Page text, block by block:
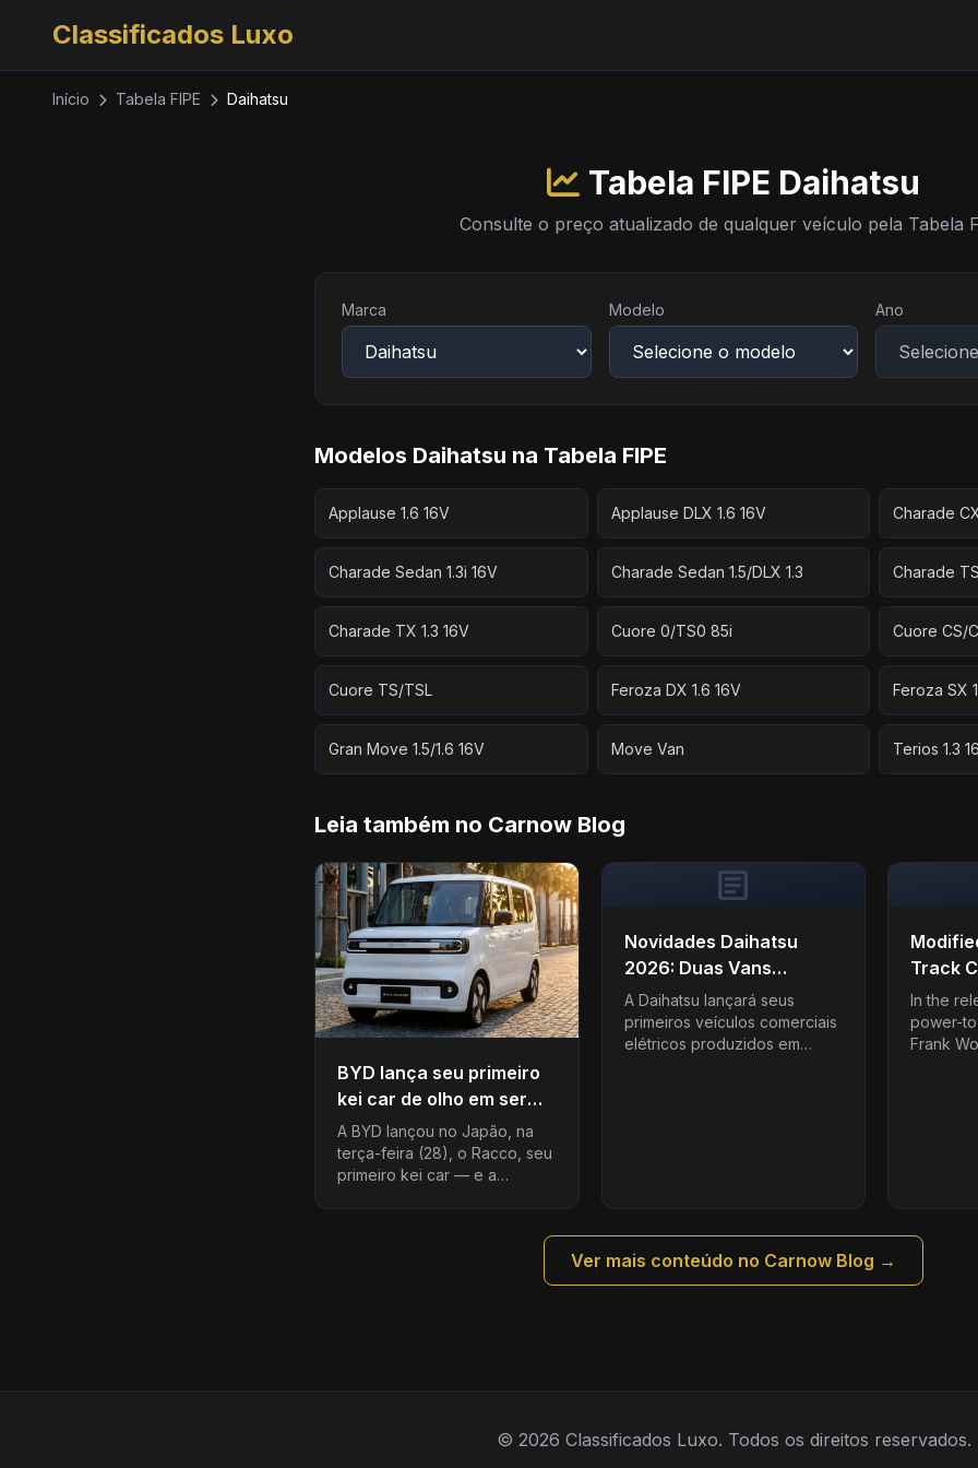
Classificados Luxo
Início Tabela FIPE Daihatsu
Tabela FIPE Daihatsu
Consulte o preço atualizado de qualquer veículo pela Tabela
Marca Modelo Ano
Modelos Daihatsu na Tabela FIPE
Applause 1.6 16V Applause DLX 1.6 16V Charade
Charade Sedan 1.3i 16V Charade Sedan 1.5/DLX 1.3 Charade
Charade TX 1.3 16V Cuore 0/TS0 85i Cuore CS/
Cuore TS/TSL Feroza DX 1.6 16V Feroza SX
Gran Move 1.5/1.6 16V Move Van Terios 1.3
Leia também no Carnow Blog
BYD lança seu primeiro
kei car de olho em ser
relevante no mercado
japonês
A BYD lançou no Japão, na
terça-feira (28), o Racco, seu
primeiro kei car — e a
article
Novidades Daihatsu
2026: Duas Vans
Elétricas Chegam ao
Brasil
A Daihatsu lançará seus
primeiros veículos comerciais
elétricos produzidos em
Track
In the
power-
Frank
Ver mais conteúdo no Carnow Blog →
© 2026 Classificados Luxo. Todos os direitos reservados.